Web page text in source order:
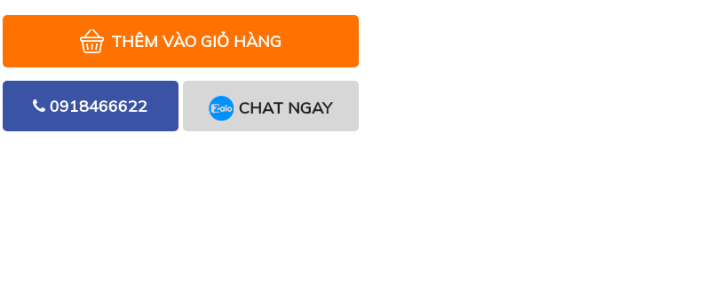
THÊM VÀO GIỎ HÀNG
0918466622 CHAT NGAY